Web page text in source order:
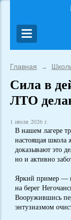
Главная →
Сила в
ЛТО
1 июля 2026 г.
В нашем лагере
настоящая школа
доказывают это
но и активно
Яркий пример —
на берег
Вооружившись
энтузиазмом